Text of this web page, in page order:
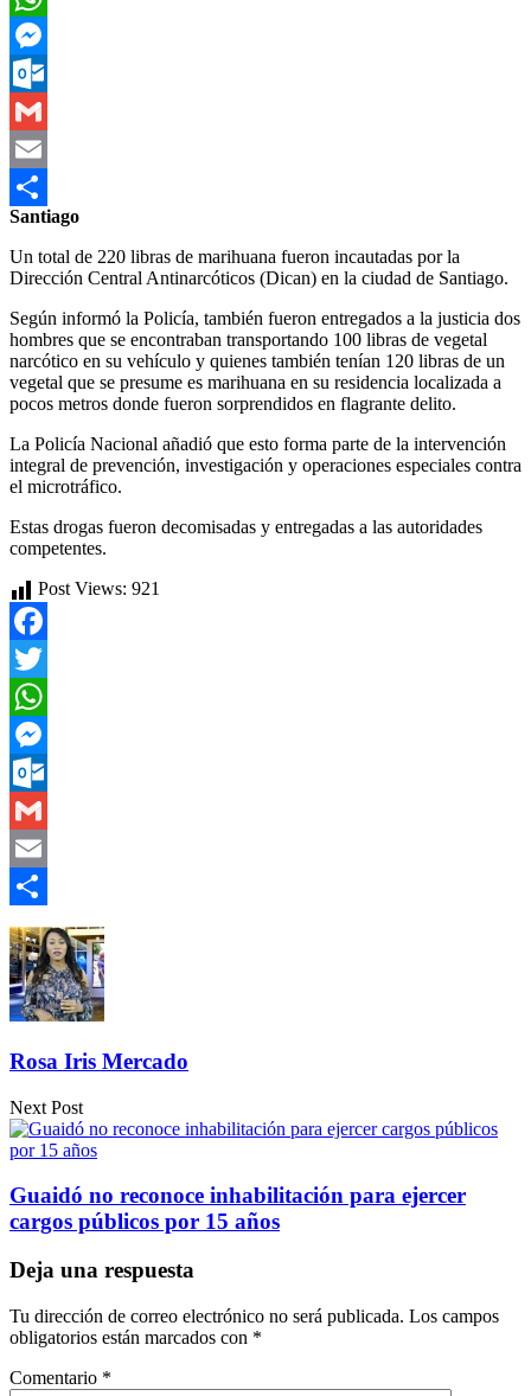
WhatsApp
Messenger
Outlook.com
Gmail
Email
Compartir
Santiago
Un total de 220 libras de marihuana fueron incautadas por la
Dirección Central Antinarcóticos (Dican) en la ciudad de Santiago.
Según informó la Policía, también fueron entregados a la justicia dos
hombres que se encontraban transportando 100 libras de vegetal
narcótico en su vehículo y quienes también tenían 120 libras de un
vegetal que se presume es marihuana en su residencia localizada a
pocos metros donde fueron sorprendidos en flagrante delito.
La Policía Nacional añadió que esto forma parte de la intervención
integral de prevención, investigación y operaciones especiales contra
el microtráfico.
Estas drogas fueron decomisadas y entregadas a las autoridades
competentes.
Post Views: 921
Facebook
Twitter
WhatsApp
Messenger
Outlook.com
Gmail
Email
Compartir
Rosa Iris Mercado
Next Post
Guaidó no reconoce inhabilitación para ejercer
cargos públicos por 15 años
Deja una respuesta
Tu dirección de correo electrónico no será publicada. Los campos
obligatorios están marcados con *
Comentario *